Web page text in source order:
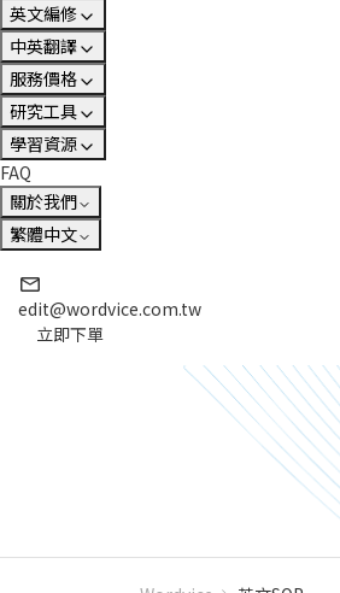
英文編修
中英翻譯
服務價格
研究工具
學習資源
FAQ
關於我們
繁體中文
edit@wordvice.com.tw
立即下單